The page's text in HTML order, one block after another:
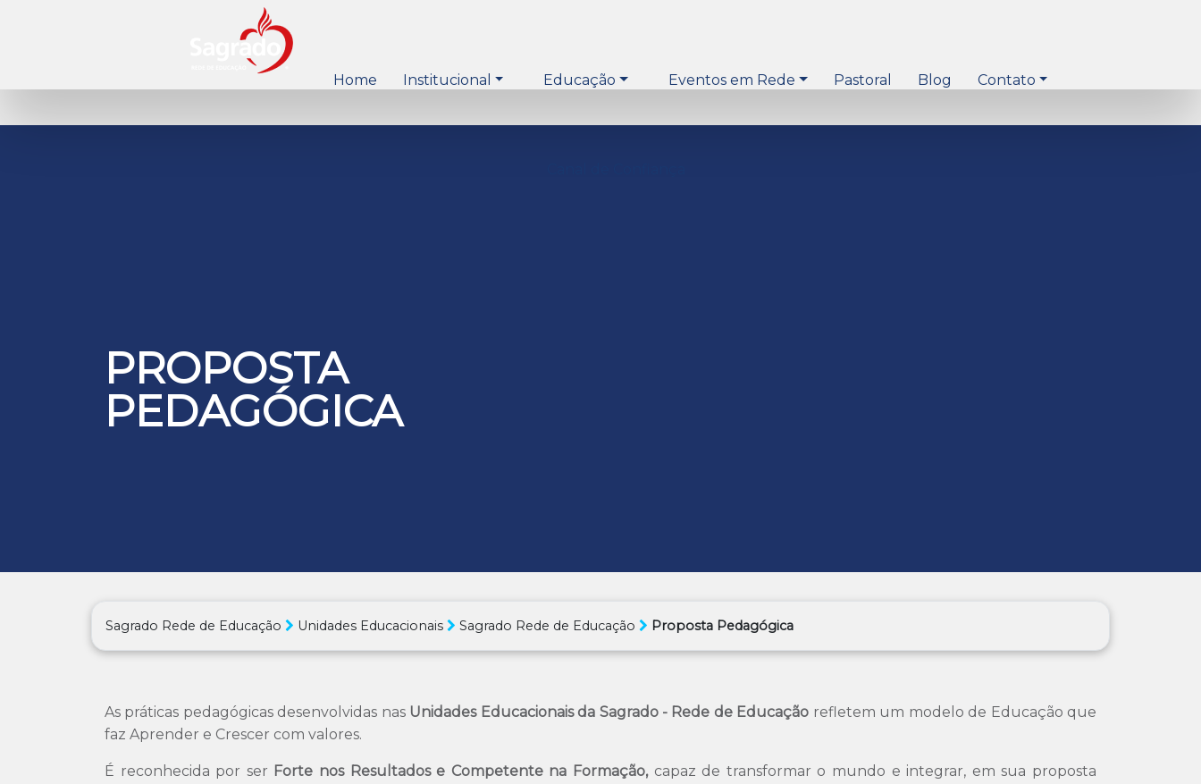
Home Institucional Educação Eventos em Rede Pastoral Blog Contato
PROPOSTA
PEDAGÓGICA
Sagrado Rede de Educação Unidades Educacionais Sagrado Rede de Educação Proposta Pedagógica
As práticas pedagógicas desenvolvidas nas Unidades Educacionais da Sagrado - Rede de Educação refletem um modelo de Educação que
faz Aprender e Crescer com valores.
É reconhecida por ser Forte nos Resultados e Competente na Formação,capaz de transformar o mundo e integrar, em sua proposta